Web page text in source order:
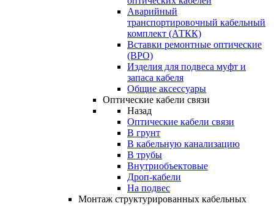
Аварийный
транспортировочный кабельный
комплект (АТКК)
Вставки ремонтные оптические
(ВРО)
Изделия для подвеса муфт и
запаса кабеля
Общие аксессуары
Оптические кабели связи
Назад
Оптические кабели связи
В грунт
В кабельную канализацию
В трубы
Внутриобъектовые
Дроп-кабели
На подвес
Монтаж структурированных кабельных